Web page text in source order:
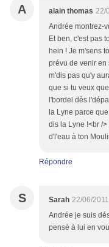
A alain thomas 22/
Andrée montrez-
Et ben, c'est pas
hein ! Je m'sens
prévu de venir en
m'dis pas qu'y
que si tu veux
l'bordel dès
la Lyne parce
dis la Lyne !<br /
d'l'eau à ton
Répondre
S Sarah 22/06/
Andrée je suis
pensé à lui en